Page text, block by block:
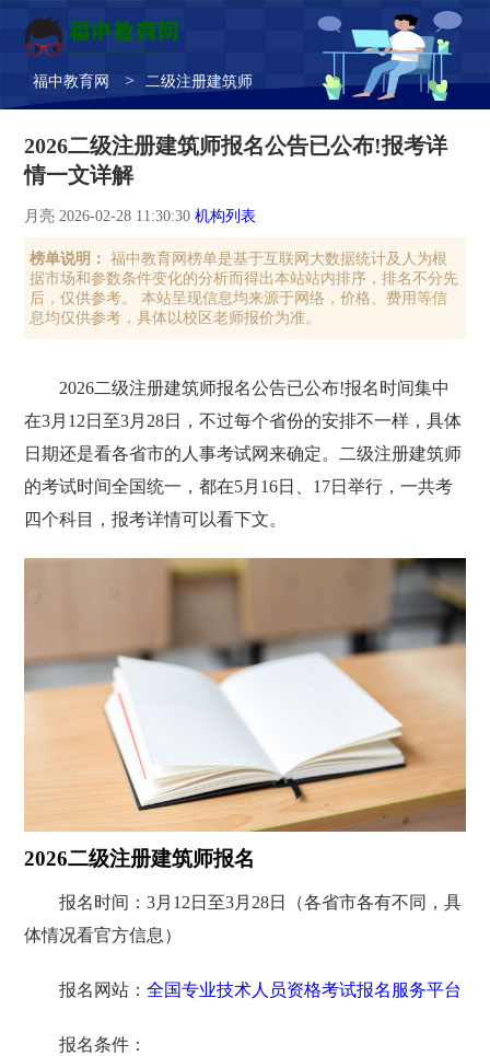
福中教育网 > 二级注册建筑师
2026二级注册建筑师报名公告已公布!报考详
情一文详解
月亮 2026-02-28 11:30:30机构列表
榜单说明：
福中教育网榜单是基于互联网大数据统计及人为根
据市场和参数条件变化的分析而得出本站站内排序，排名不分先
后，仅供参考。 本站呈现信息均来源于网络，价格、费用等信
息均仅供参考，具体以校区老师报价为准。
2026二级注册建筑师报名公告已公布!报名时间集中
在3月12日至3月28日，不过每个省份的安排不一样，具体
日期还是看各省市的人事考试网来确定。二级注册建筑师
的考试时间全国统一，都在5月16日、17日举行，一共考
四个科目，报考详情可以看下文。
2026二级注册建筑师报名
报名时间：3月12日至3月28日（各省市各有不同，具
体情况看官方信息）
报名网站：全国专业技术人员资格考试报名服务平台
报名条件：